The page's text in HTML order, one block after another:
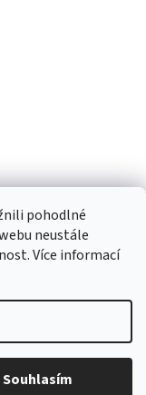
pohodlné
neustále
Více informací
Souhlasím
vyhrazena.Upravit